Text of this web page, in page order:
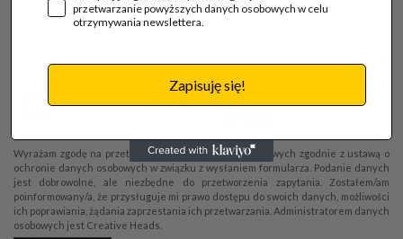
Wyrażam zgodę na przetwarzanie moich danych osobowych zgodnie z ustawą o
ochronie danych osobowych w związku z wysłaniem formularza. Podanie danych
jest dobrowolne, ale niezbędne do przetworzenia zapytania. Zostałem/am
poinformowany/a, że przysługuje mi prawo dostępu do swoich danych, możliwości
ich poprawiania, żądania zaprzestania ich przetwarzania. Administratorem danych
osobowych jest Creative Heads.
przetwarzanie powyższych danych osobowych w celu
otrzymywania newslettera.
Zapisuję się!